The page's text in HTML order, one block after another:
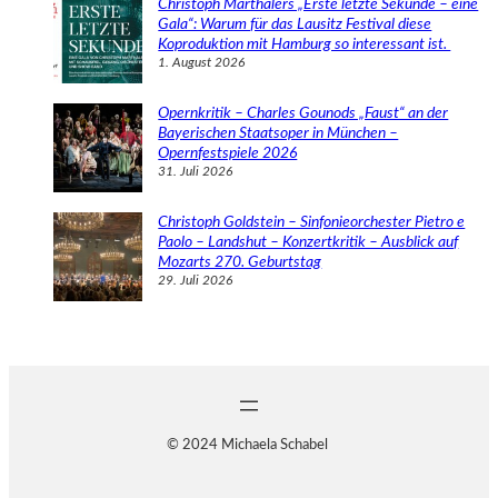
Christoph Marthalers „Erste letzte Sekunde – eine
Gala“: Warum für das Lausitz Festival diese
Koproduktion mit Hamburg so interessant ist.
1. August 2026
Opernkritik – Charles Gounods „Faust“ an der
Bayerischen Staatsoper in München –
Opernfestspiele 2026
31. Juli 2026
Christoph Goldstein – Sinfonieorchester Pietro e
Paolo – Landshut – Konzertkritik – Ausblick auf
Mozarts 270. Geburtstag
29. Juli 2026
© 2024 Michaela Schabel